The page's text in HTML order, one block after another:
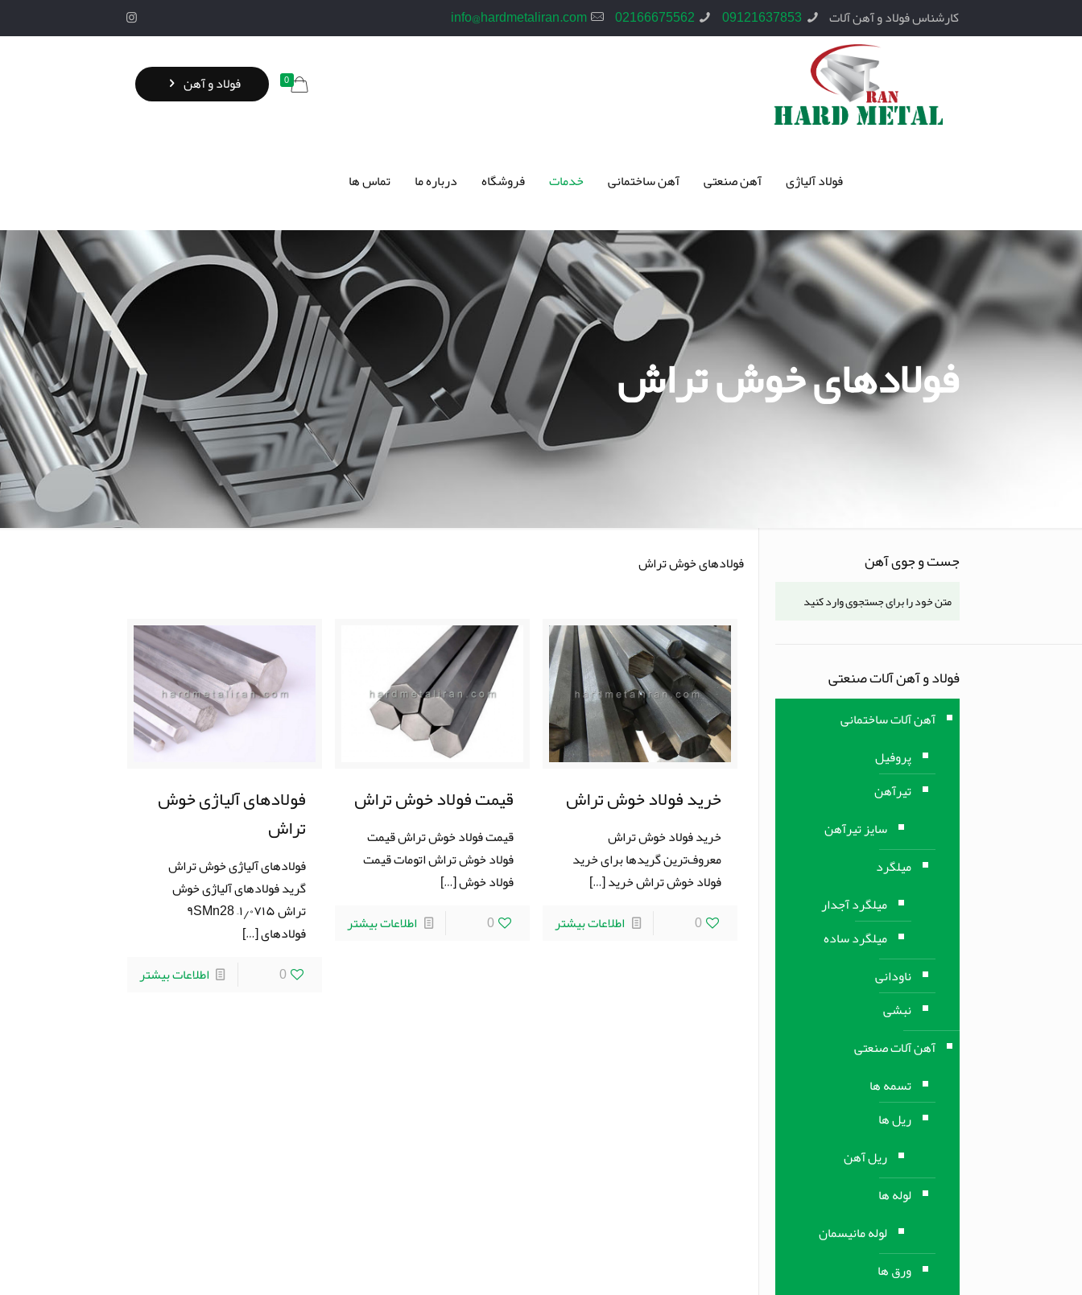
کارشناس فولاد و آهن آلات 09121637853
02166675562
info@hardmetaliran.com
فولاد آلیاژی آهن صنعتی آهن ساختمانی خدمات فروشگاه درباره ما تماس ها
0 فولاد و آهن
فولادهای خوش تراش
فولادهای خوش تراش
خرید فولاد خوش تراش
خرید فولاد خوش تراش
معروف‌ترین گریدها برای خريد
فولاد خوش تراش خرید[…]
0
اطلاعات بیشتر
قیمت فولاد خوش تراش
قیمت فولاد خوش تراش قیمت
فولاد خوش تراش اتومات قیمت
فولاد خوش[…]
0
اطلاعات بیشتر
فولادهای آلیاژی خوش
تراش
فولادهای آلیاژی خوش تراش
گرید فولادهای آلیاژی خوش
تراش ۱٫۰۷۱۵– ۹SMn28
فولادهای[…]
0
اطلاعات بیشتر
جست و جوی آهن
فولاد و آهن آلات صنعتی
آهن آلات ساختمانی
پروفیل
تیرآهن
سایز تیرآهن
میلگرد
میلگرد آجدار
میلگرد ساده
ناودانی
نبشی
آهن آلات صنعتی
تسمه ها
ریل ها
ریل آهن
لوله ها
لوله مانیسمان
ورق ها